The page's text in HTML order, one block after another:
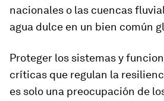
nacionales o las cuencas
agua dulce en un bien común
Proteger los sistemas y
críticas que regulan la
es solo una preocupación de